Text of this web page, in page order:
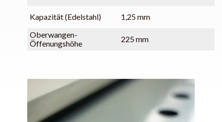
Kapazität (Edelstahl)
1,25 mm
Oberwangen-
Öffenungshöhe
225 mm